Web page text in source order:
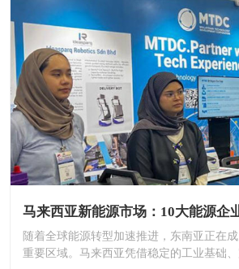
随着全球能源转型加速推进，东南亚正在
重要区域。马来西亚凭借稳定的工业基础